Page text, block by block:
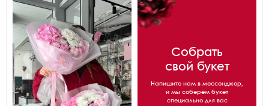
Собрать
свой букет
Напишите нам в мессенджер,
и мы соберём букет
специально для вас